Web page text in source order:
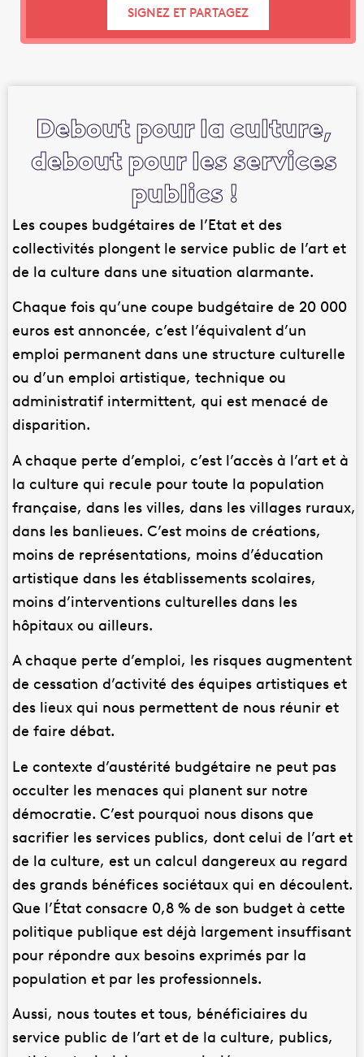
SIGNEZ ET PARTAGEZ
Debout pour la culture,
debout pour les services
publics !
Les coupes budgétaires de l’Etat et des
collectivités plongent le service public de l’art et
de la culture dans une situation alarmante.
Chaque fois qu’une coupe budgétaire de 20 000
euros est annoncée, c’est l’équivalent d’un
emploi permanent dans une structure culturelle
ou d’un emploi artistique, technique ou
administratif intermittent, qui est menacé de
disparition.
A chaque perte d’emploi, c’est l’accès à l’art et à
la culture qui recule pour toute la population
française, dans les villes, dans les villages ruraux,
dans les banlieues. C’est moins de créations,
moins de représentations, moins d’éducation
artistique dans les établissements scolaires,
moins d’interventions culturelles dans les
hôpitaux ou ailleurs.
A chaque perte d’emploi, les risques augmentent
de cessation d’activité des équipes artistiques et
des lieux qui nous permettent de nous réunir et
de faire débat.
Le contexte d’austérité budgétaire ne peut pas
occulter les menaces qui planent sur notre
démocratie. C’est pourquoi nous disons que
sacrifier les services publics, dont celui de l’art et
de la culture, est un calcul dangereux au regard
des grands bénéfices sociétaux qui en découlent.
Que l’État consacre 0,8 % de son budget à cette
politique publique est déjà largement insuffisant
pour répondre aux besoins exprimés par la
population et par les professionnels.
Aussi, nous toutes et tous, bénéficiaires du
service public de l’art et de la culture, publics,